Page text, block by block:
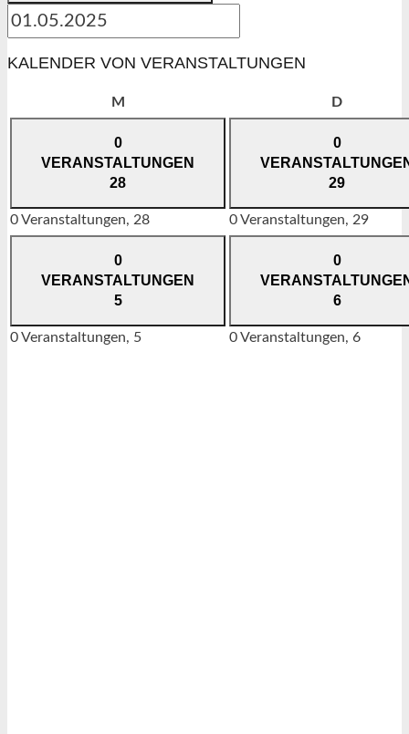
KALENDER VON VERANSTALTUNGEN
MMontag DDienstag
0
VERANSTALTUNGEN
28
0 Veranstaltungen, 28
0
29
0 Veranstaltungen, 29
0
VERANSTALTUNGEN
5
0 Veranstaltungen, 5
0
6
0 Veranstaltungen, 6